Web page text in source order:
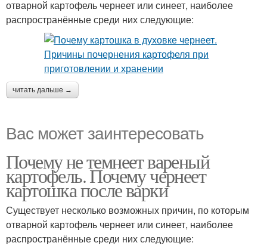
отварной картофель чернеет или синеет, наиболее
распространённые среди них следующие:
читать дальше →
Вас может заинтересовать
Почему не темнеет вареный
картофель. Почему чернеет
картошка после варки
Существует несколько возможных причин, по которым
отварной картофель чернеет или синеет, наиболее
распространённые среди них следующие: